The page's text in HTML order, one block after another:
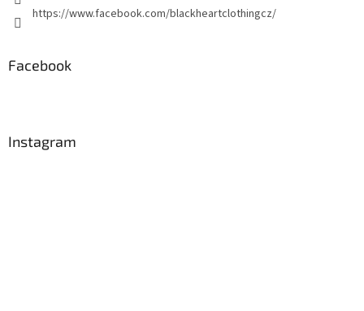
https://www.facebook.com/blackheartclothingcz/
Facebook
Instagram